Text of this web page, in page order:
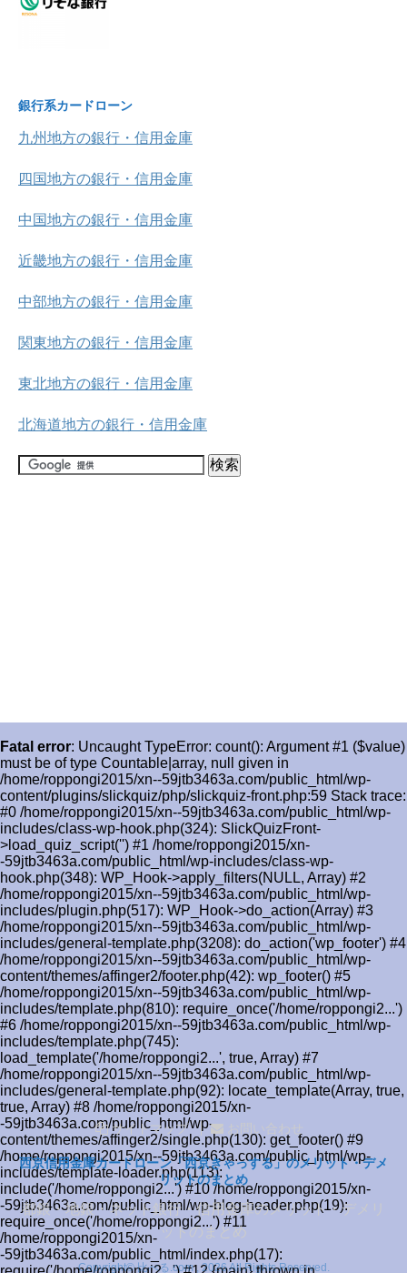
銀行系カードローン
九州地方の銀行・信用金庫
四国地方の銀行・信用金庫
中国地方の銀行・信用金庫
近畿地方の銀行・信用金庫
中部地方の銀行・信用金庫
関東地方の銀行・信用金庫
東北地方の銀行・信用金庫
北海道地方の銀行・信用金庫
サイトマップ
西京信用金庫カードローン「西京きゃっする」のメリット・デメ
リットのまとめ
都銀・地銀・ネット銀行・信用金庫のメリット・デメリ
ットのまとめ
Copyright© 比べる.com , 2026 All Rights Reserved.
Fatal error: Uncaught TypeError: count(): Argument #1 ($value)
must be of type Countable|array, null given in
/home/roppongi2015/xn--59jtb3463a.com/public_html/wp-
content/plugins/slickquiz/php/slickquiz-front.php:59 Stack trace:
#0 /home/roppongi2015/xn--59jtb3463a.com/public_html/wp-
includes/class-wp-hook.php(324): SlickQuizFront-
>load_quiz_script('') #1 /home/roppongi2015/xn-
-59jtb3463a.com/public_html/wp-includes/class-wp-
hook.php(348): WP_Hook->apply_filters(NULL, Array) #2
/home/roppongi2015/xn--59jtb3463a.com/public_html/wp-
includes/plugin.php(517): WP_Hook->do_action(Array) #3
/home/roppongi2015/xn--59jtb3463a.com/public_html/wp-
includes/general-template.php(3208): do_action('wp_footer') #4
/home/roppongi2015/xn--59jtb3463a.com/public_html/wp-
content/themes/affinger2/footer.php(42): wp_footer() #5
/home/roppongi2015/xn--59jtb3463a.com/public_html/wp-
includes/template.php(810): require_once('/home/roppongi2...')
#6 /home/roppongi2015/xn--59jtb3463a.com/public_html/wp-
includes/template.php(745):
load_template('/home/roppongi2...', true, Array) #7
/home/roppongi2015/xn--59jtb3463a.com/public_html/wp-
includes/general-template.php(92): locate_template(Array, true,
true, Array) #8 /home/roppongi2015/xn-
-59jtb3463a.com/public_html/wp-
content/themes/affinger2/single.php(130): get_footer() #9
/home/roppongi2015/xn--59jtb3463a.com/public_html/wp-
includes/template-loader.php(113):
include('/home/roppongi2...') #10 /home/roppongi2015/xn-
-59jtb3463a.com/public_html/wp-blog-header.php(19):
require_once('/home/roppongi2...') #11
/home/roppongi2015/xn-
-59jtb3463a.com/public_html/index.php(17):